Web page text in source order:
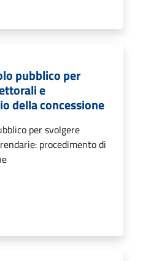
pubblico per
e
della concessione
per svolgere
procedimento di